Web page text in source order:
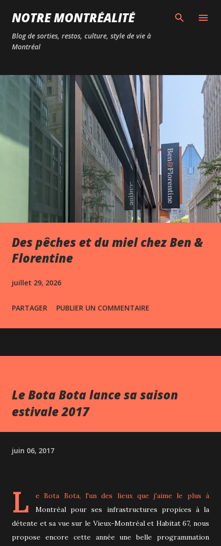
Passer au contenu principal
NOTRE MONTRÉALITÉ
Blog de sorties, restos, culture, style de vie à
Montréal
Des pêches et du miel chez Ben &
Florentine
juillet 29, 2026
PARTAGER PUBLIER UN COMMENTAIRE
Le Bota Bota lance sa saison
estivale 2017
juin 06, 2017
L eBota Bota, l'un des lieux que j'aime le plus à
Montréal pour ses infrastructures propices à la
détente et sa vue sur le Vieux-Montréal et Habitat 67, nous
propose encore cette année une belle programmation